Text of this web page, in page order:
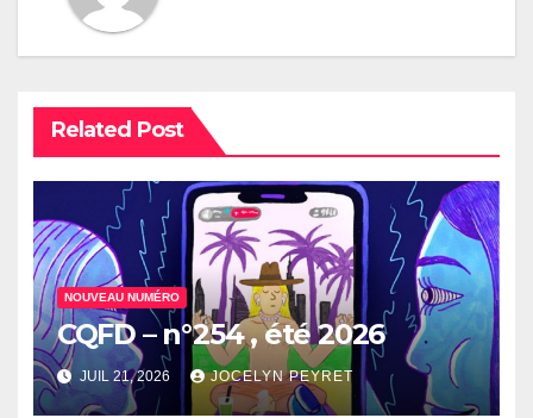
Related Post
NOUVEAU NUMÉRO
CQFD – n°254 , été 2026
JUIL 21, 2026 JOCELYN PEYRET